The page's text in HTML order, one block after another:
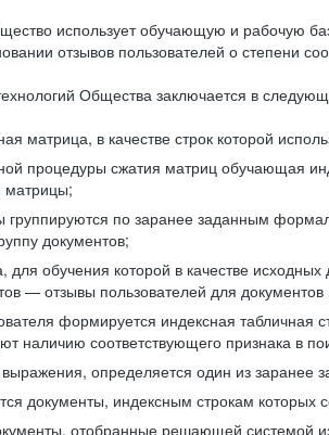
использует обучающую и рабочую
отзывов пользователей о степени
Общества заключается в
матрица, в качестве строк которой
процедуры сжатия матриц обучающая
матрицы;
группируются по заранее заданным
документов;
обучения которой в качестве
— отзывы пользователей для
формируется индексная табличная
наличию соответствующего признака в
выражения, определяется один из
документы, индексным строкам которых
отобранные решающей системой